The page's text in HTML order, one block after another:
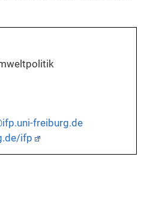
freiburg.de
ifp